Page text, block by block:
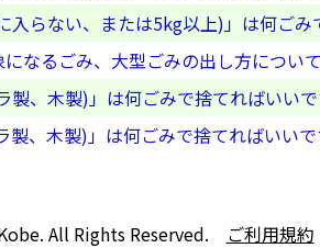
入らない、または5kg以上)」は何ご
なるごみ、大型ごみの出し方につい
製、木製)」は何ごみで捨てればいい
製、木製)」は何ごみで捨てればいい
All Rights Reserved. ご利用規約